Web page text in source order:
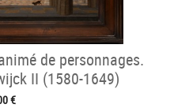
de personnages.
II (1580-1649)
€